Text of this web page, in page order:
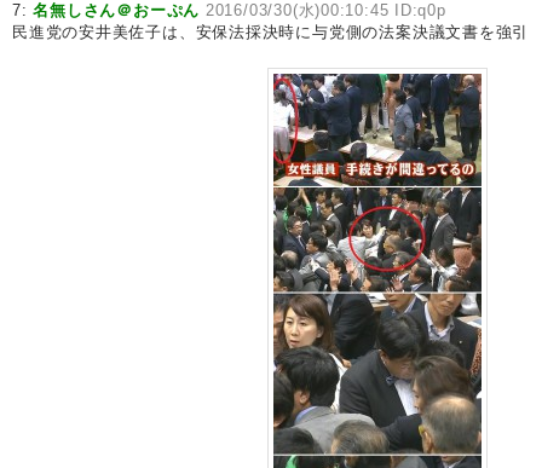
7:名無しさん＠おーぷん 2016/03/30(水)00:10:45 ID:q0p
民進党の安井美佐子は、安保法採決時に与党側の法案決議文書を強引